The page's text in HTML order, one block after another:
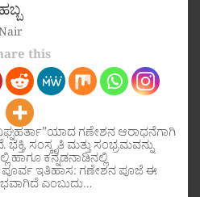
this
ಗಣೇಶನ ಆರಾಧನೆಗಾಗಿ
ಸಂಸ್ಕೃತಿ ಮತ್ತು ಸಂಭ್ರಮವನ್ನು
ಹಾಗೂ ಕನ್ನಡನಾಡಿನಲ್ಲಿ
ಪೂರ್ವ ಇತಿಹಾಸ: ಗಣೇಶನ ಪೂಜೆ ಈ
ಎಂಬುದು…